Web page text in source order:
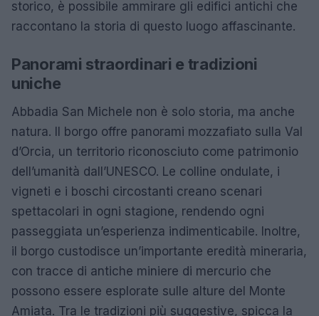
storico, è possibile ammirare gli edifici antichi che
raccontano la storia di questo luogo affascinante.
Panorami straordinari e tradizioni
uniche
Abbadia San Michele non è solo storia, ma anche
natura. Il borgo offre panorami mozzafiato sulla Val
d’Orcia, un territorio riconosciuto come patrimonio
dell’umanità dall’UNESCO. Le colline ondulate, i
vigneti e i boschi circostanti creano scenari
spettacolari in ogni stagione, rendendo ogni
passeggiata un’esperienza indimenticabile. Inoltre,
il borgo custodisce un’importante eredità mineraria,
con tracce di antiche miniere di mercurio che
possono essere esplorate sulle alture del Monte
Amiata. Tra le tradizioni più suggestive, spicca la